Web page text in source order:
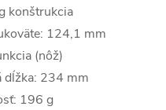
konštrukcia
124,1 mm
(nôž)
dĺžka: 234 mm
196 g